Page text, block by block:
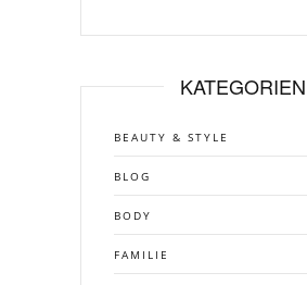
KATEGORIEN
BEAUTY & STYLE
BLOG
BODY
FAMILIE